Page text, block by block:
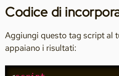
Codice di
Aggiungi questo tag script al
appaiano i risultati: